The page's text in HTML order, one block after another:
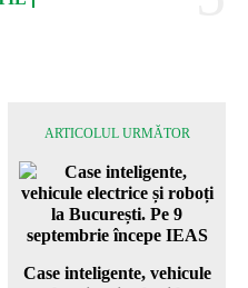
ARTICOLUL URMĂTOR
Case inteligente, vehicule